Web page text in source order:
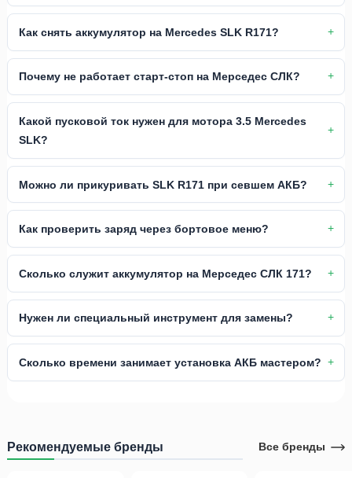
Как снять аккумулятор на Mercedes SLK R171?
Почему не работает старт-стоп на Мерседес СЛК?
Какой пусковой ток нужен для мотора 3.5 Mercedes
SLK?
Можно ли прикуривать SLK R171 при севшем АКБ?
Как проверить заряд через бортовое меню?
Сколько служит аккумулятор на Мерседес СЛК 171?
Нужен ли специальный инструмент для замены?
Сколько времени занимает установка АКБ мастером?
Рекомендуемые бренды Все бренды